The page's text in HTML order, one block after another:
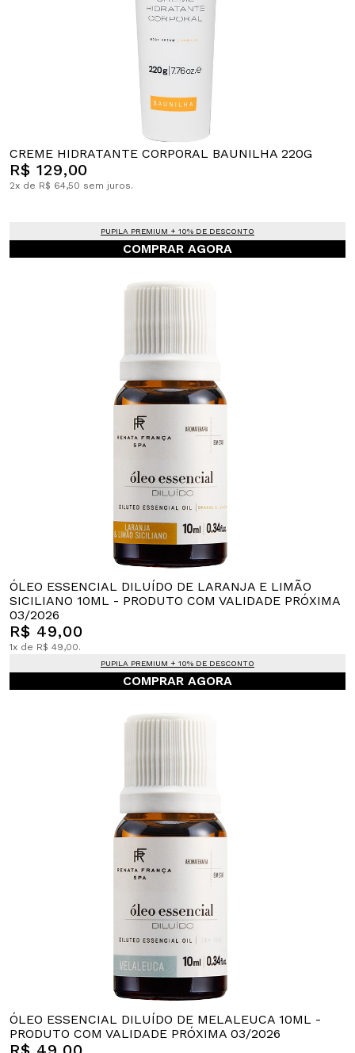
CREME HIDRATANTE CORPORAL BAUNILHA 220G
R$ 129,00
2x de R$ 64,50 sem juros.
PUPILA PREMIUM + 10% DE DESCONTO
COMPRAR AGORA
ÓLEO ESSENCIAL DILUÍDO DE LARANJA E LIMÃO
SICILIANO 10ML - PRODUTO COM VALIDADE PRÓXIMA
03/2026
R$ 49,00
1x de R$ 49,00.
PUPILA PREMIUM + 10% DE DESCONTO
COMPRAR AGORA
ÓLEO ESSENCIAL DILUÍDO DE MELALEUCA 10ML -
PRODUTO COM VALIDADE PRÓXIMA 03/2026